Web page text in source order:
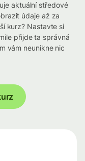
aktuální středové
údaje až za
kurz? Nastavte si
přijde ta správná
vám neunikne nic